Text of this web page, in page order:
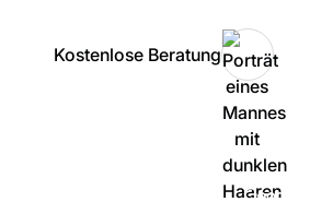
Kostenlose Beratung
100% unverbindlich & persönlich